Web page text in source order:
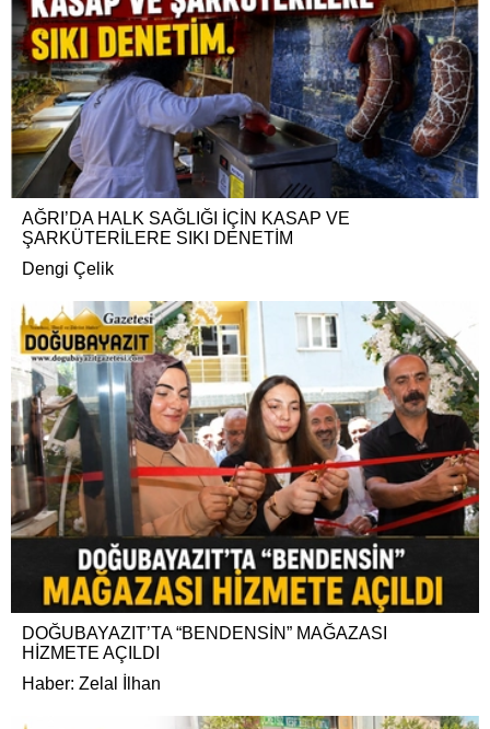
AĞRI’DA HALK SAĞLIĞI İÇİN KASAP VE
ŞARKÜTERİLERE SIKI DENETİM
Dengi Çelik
DOĞUBAYAZIT’TA “BENDENSİN” MAĞAZASI
HİZMETE AÇILDI
Haber: Zelal İlhan